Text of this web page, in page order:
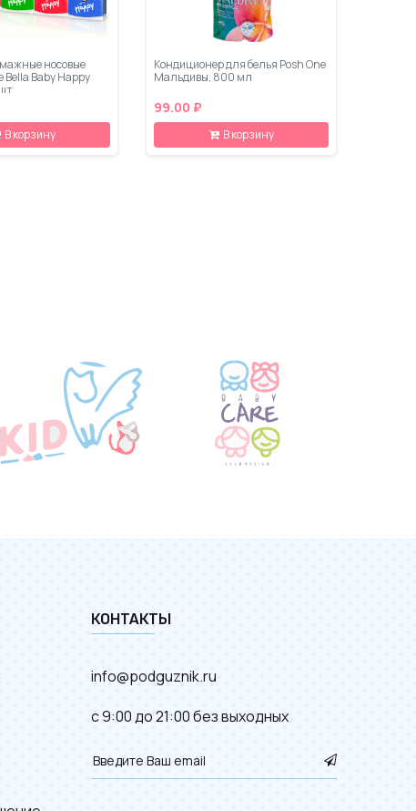
носовые
Bella Baby Happy
В корзину
Кондиционер для белья Posh One
Мальдивы, 800 мл
99.00 ₽
В корзину
КОНТАКТЫ
info@podguznik.ru
с 9:00 до 21:00 без выходных